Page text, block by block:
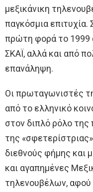
μεξικάνικη
παγκόσμια
πρώτη φορά το 1999
ΣΚΑΪ, αλλά και από
επανάληψη.
Οι πρωταγωνιστές
από το ελληνικό
στον διπλό ρόλο
της
διεθνούς φήμης και
και αγαπημένες
τηλενουβέλων, αφού